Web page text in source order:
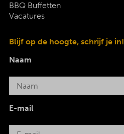
BBQ Buffetten
Vacatures
Blijf op de hoogte, schrijf je in!
Naam
E-mail